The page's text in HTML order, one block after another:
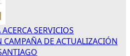
SERVICIOS
CAMPAÑA DE ACTUALIZACIÓN